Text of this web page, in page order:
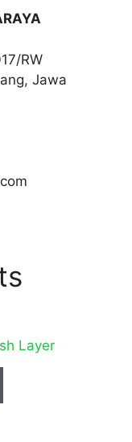
RW
Jawa
Layer